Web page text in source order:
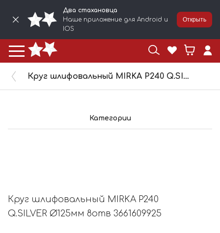
Два стахановца
Наше приложение для Android и
IOS
Открыть
Круг шлифовальный MIRKA Р240 Q.SILVER Ø125мм 8отв 3661609925
Категории
Круг шлифовальный MIRKA Р240
Q.SILVER Ø125мм 8отв 3661609925